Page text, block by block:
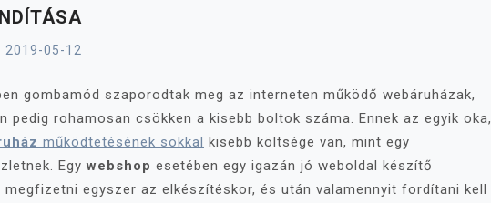
2019-05-12
gombamód szaporodtak meg az interneten működő webáruházak,
pedig rohamosan csökken a kisebb boltok száma. Ennek az egyik oka,
működtetésének sokkal kisebb költsége van, mint egy
Egywebshop esetében egy igazán jó weboldal készítő
megfizetni egyszer az elkészítéskor, és után valamennyit fordítani kell